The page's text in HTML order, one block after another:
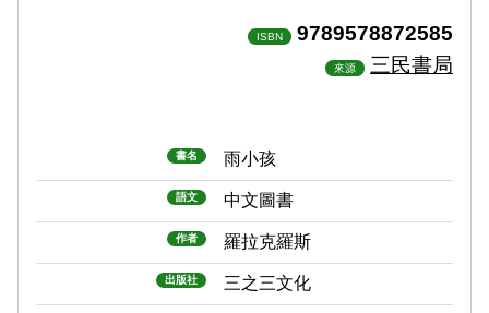
ISBN 9789578872585
來源 三民書局
書名 雨小孩
語文 中文圖書
作者 羅拉克羅斯
出版社 三之三文化